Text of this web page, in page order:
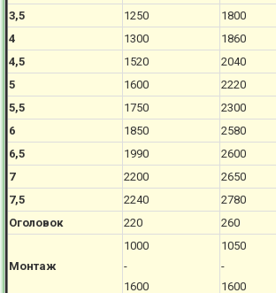
3,5
1250 1800
4
1300 1860
4,5
1520 2040
5
1600 2220
5,5
1750 2300
6
1850 2580
6,5
1990 2600
7
2200 2650
7,5
2240 2780
Оголовок
220 260
Монтаж
1000
-
1600
1050
-
1600